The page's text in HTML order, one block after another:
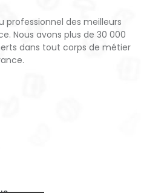
professionnel des meilleurs
Nous avons plus de 30 000
dans tout corps de métier